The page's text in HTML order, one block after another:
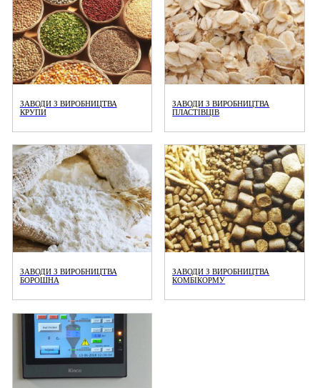
ЗАВОДИ З ВИРОБНИЦТВА
КРУПИ
ЗАВОДИ З ВИРОБНИЦТВА
ПЛАСТІВЦІВ
ЗАВОДИ З ВИРОБНИЦТВА
БОРОШНА
ЗАВОДИ З ВИРОБНИЦТВА
КОМБІКОРМУ